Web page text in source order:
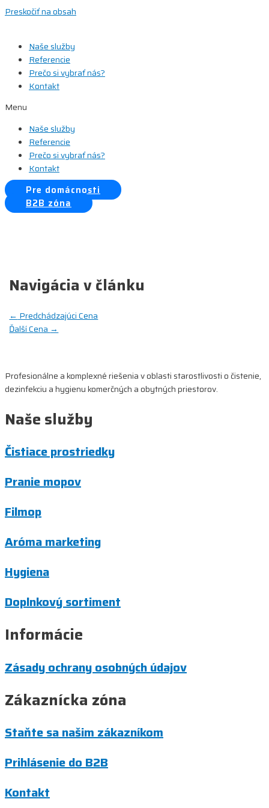
Preskočiť na obsah
Naše služby
Referencie
Prečo si vybrať nás?
Kontakt
Menu
Naše služby
Referencie
Prečo si vybrať nás?
Kontakt
Pre domácnosti
B2B zóna
Navigácia v článku
← Predchádzajúci Cena
Ďalší Cena →
Profesionálne a komplexné riešenia v oblasti starostlivosti o čistenie,
dezinfekciu a hygienu komerčných a obytných priestorov.
Naše služby
Čistiace prostriedky
Pranie mopov
Filmop
Aróma marketing
Hygiena
Doplnkový sortiment
Informácie
Zásady ochrany osobných údajov
Zákaznícka zóna
Staňte sa našim zákazníkom
Prihlásenie do B2B
Kontakt